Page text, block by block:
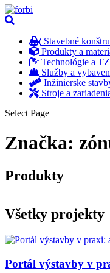
Stavebné
Produkty a
Technológie a
Služby a
Inžinierske
Stroje a
Select Page
Značka:
Produkty
Všetky projekty
Portál výstavby v